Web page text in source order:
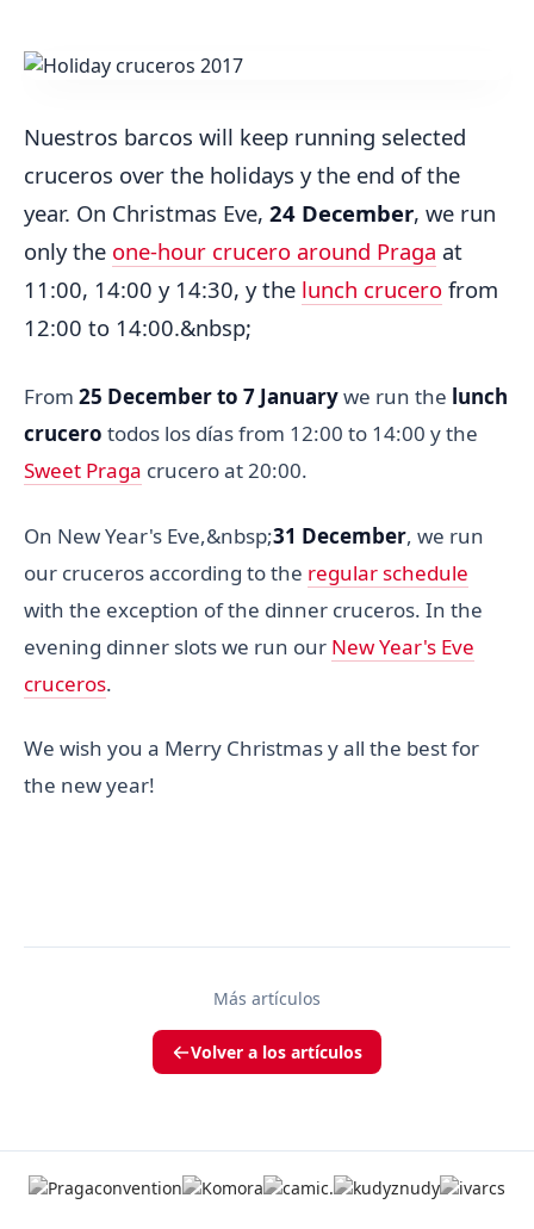
Nuestros barcos will keep running selected
cruceros over the holidays y the end of the
year. On Christmas Eve, 24 December, we run
only the one-hour crucero around Praga at
11:00, 14:00 y 14:30, y the lunch crucero from
12:00 to 14:00.&nbsp;
From 25 December to 7 Januarywe run the lunch
crucero todos los días from 12:00 to 14:00 y the
Sweet Praga crucero at 20:00.
On New Year's Eve,&nbsp;31 December, we run
our cruceros according to the regular schedule
with the exception of the dinner cruceros. In the
evening dinner slots we run our New Year's Eve
cruceros.
We wish you a Merry Christmas y all the best for
the new year!
Más artículos
Volver a los artículos